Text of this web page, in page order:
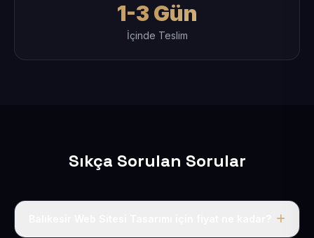
1-3 Gün
İçinde Teslim
Sıkça Sorulan Sorular